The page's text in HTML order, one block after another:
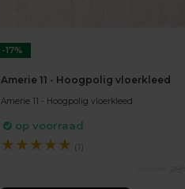
-17%
Amerie 11 - Hoogpolig vloerkleed
Amerie 11 - Hoogpolig vloerkleed
op voorraad
★★★★★ (1)